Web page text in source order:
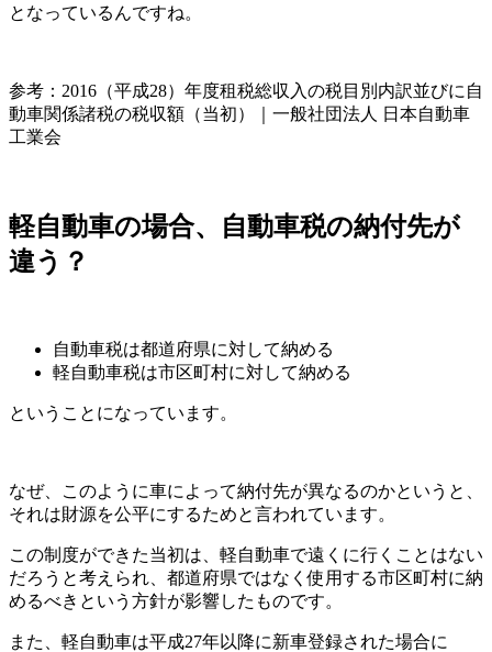
となっているんですね。
参考：2016（平成28）年度租税総収入の税目別内訳並びに自
動車関係諸税の税収額（当初）｜一般社団法人 日本自動車
工業会
軽自動車の場合、自動車税の納付先が
違う？
自動車税は都道府県に対して納める
軽自動車税は市区町村に対して納める
ということになっています。
なぜ、このように車によって納付先が異なるのかというと、
それは財源を公平にするためと言われています。
この制度ができた当初は、軽自動車で遠くに行くことはない
だろうと考えられ、都道府県ではなく使用する市区町村に納
めるべきという方針が影響したものです。
また、軽自動車は平成27年以降に新車登録された場合に